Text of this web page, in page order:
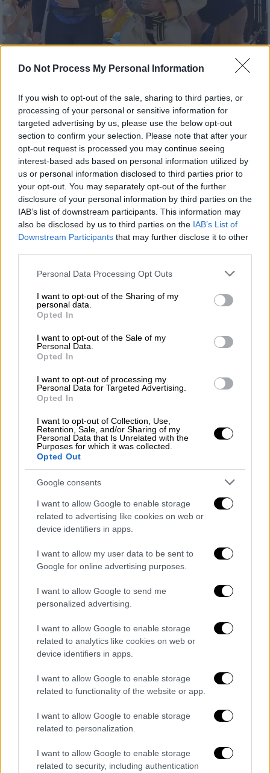
Do Not Process My Personal Information
If you wish to opt-out of the sale, sharing to third parties, or
processing of your personal or sensitive information for
targeted advertising by us, please use the below opt-out
section to confirm your selection. Please note that after your
opt-out request is processed you may continue seeing
interest-based ads based on personal information utilized by
us or personal information disclosed to third parties prior to
your opt-out. You may separately opt-out of the further
disclosure of your personal information by third parties on the
IAB’s list of downstream participants. This information may
also be disclosed by us to third parties on the IAB’s List of
Downstream Participants that may further disclose it to other
Please note that this website/app uses one or more Google
not limited to your visit or usage behaviour. You may click to
grant or deny consent to Google and its third-party tags to
use your data for below specified purposes in below Google
consent section.
Personal Data Processing Opt Outs
I want to opt-out of the Sharing of my
personal data.
Opted In
I want to opt-out of the Sale of my
Personal Data.
Opted In
I want to opt-out of processing my
Personal Data for Targeted Advertising.
Opted In
I want to opt-out of Collection, Use,
Retention, Sale, and/or Sharing of my
Personal Data that Is Unrelated with the
Purposes for which it was collected.
Opted Out
Google consents
I want to allow Google to enable storage
related to advertising like cookies on web or
device identifiers in apps.
I want to allow my user data to be sent to
Google for online advertising purposes.
I want to allow Google to send me
personalized advertising.
I want to allow Google to enable storage
related to analytics like cookies on web or
device identifiers in apps.
I want to allow Google to enable storage
related to functionality of the website or app.
I want to allow Google to enable storage
related to personalization.
I want to allow Google to enable storage
related to security, including authentication
Ελλάδα|16.10.2023 06:00
Ευγενία Μαστορίδου: Η πρώτη δύτρια με
σκάφανδρο πέρασε στην αιωνιότητα
από τα χέρια γλύπτη μαθηματικού
Μιλάει στο ethnos.gr ο γλύπτης Σακελάρης
Κουτούζης που φιλοτέχνησε το άγαλμα της
γυναίκας που το 1863 έκανε την πρώτη
κατάδυση με σκάφανδρο στα νερά της Σύμης
για να πείσει τους συμπατριώτες της να
χρησιμοποιήσουν. Ποια ήταν το μοντέλο του
αγάλματος.
Κόσμος|26.07.2023 21:25
Με μία ανάσα βούτηξε σε βάθος άνω
των 100 μέτρων σε λιγότερο από πέντε
λεπτά και έσπασε δύο παγκόσμια ρεκόρ
σε 48 ώρες
Στο δεύτερο βαθύτερο θαλάσσιο σπήλαιο
στον κόσμο ο Ρώσος δύτης